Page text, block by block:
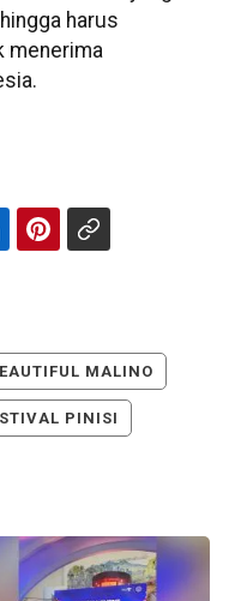
harus
menerima
MALINO
PINISI